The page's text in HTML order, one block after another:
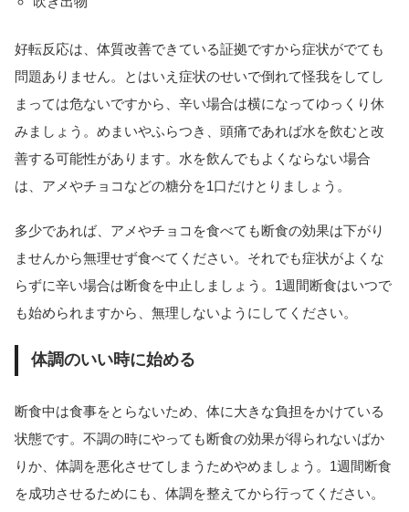
好転反応は、体質改善できている証拠ですから症状がでても
問題ありません。とはいえ症状のせいで倒れて怪我をしてし
まっては危ないですから、辛い場合は横になってゆっくり休
みましょう。めまいやふらつき、頭痛であれば水を飲むと改
善する可能性があります。水を飲んでもよくならない場合
は、アメやチョコなどの糖分を1口だけとりましょう。
多少であれば、アメやチョコを食べても断食の効果は下がり
ませんから無理せず食べてください。それでも症状がよくな
らずに辛い場合は断食を中止しましょう。1週間断食はいつで
も始められますから、無理しないようにしてください。
体調のいい時に始める
断食中は食事をとらないため、体に大きな負担をかけている
状態です。不調の時にやっても断食の効果が得られないばか
りか、体調を悪化させてしまうためやめましょう。1週間断食
を成功させるためにも、体調を整えてから行ってください。